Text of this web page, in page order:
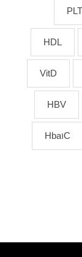
PLT
HDL
VitD
HBV
Hba1C